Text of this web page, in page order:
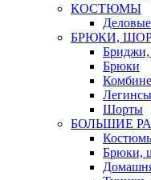
КОСТЮМЫ
БРЮКИ,
Бриджи,
Брюки
Шорты
БОЛЬШИЕ
Брюки,